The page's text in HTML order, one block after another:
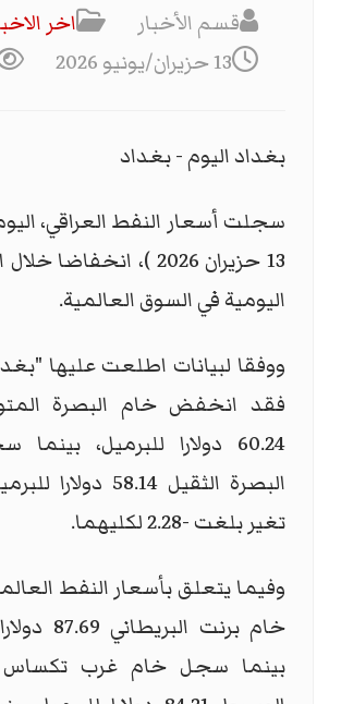
قسم الأخبار
اخر
13 حزيران/يونيو 2026
بغداد اليوم - بغداد
سجلت أسعار النفط العراقي،
13 حزيران 2026 )، انخفاضا
اليومية في السوق العالمية.
ووفقا لبيانات اطلعت عليها
فقد انخفض خام البصرة
60.24 دولارا للبرميل،
البصرة الثقيل 58.14
تغير بلغت -2.28 لكليهما.
وفيما يتعلق بأسعار النفط
خام برنت
بينما سجل خام غرب تكساس